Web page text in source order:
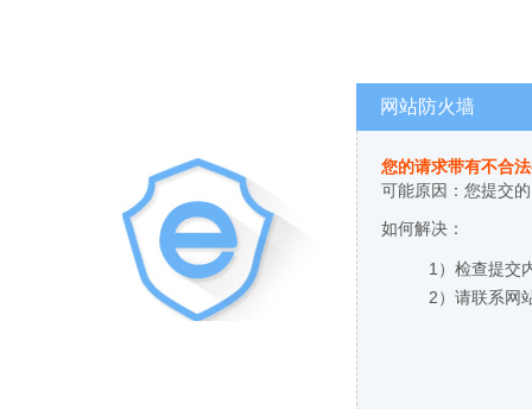
网站防火墙
您的请求带有不合
可能原因：您提交
如何解决：
1）检查提交
2）请联系网